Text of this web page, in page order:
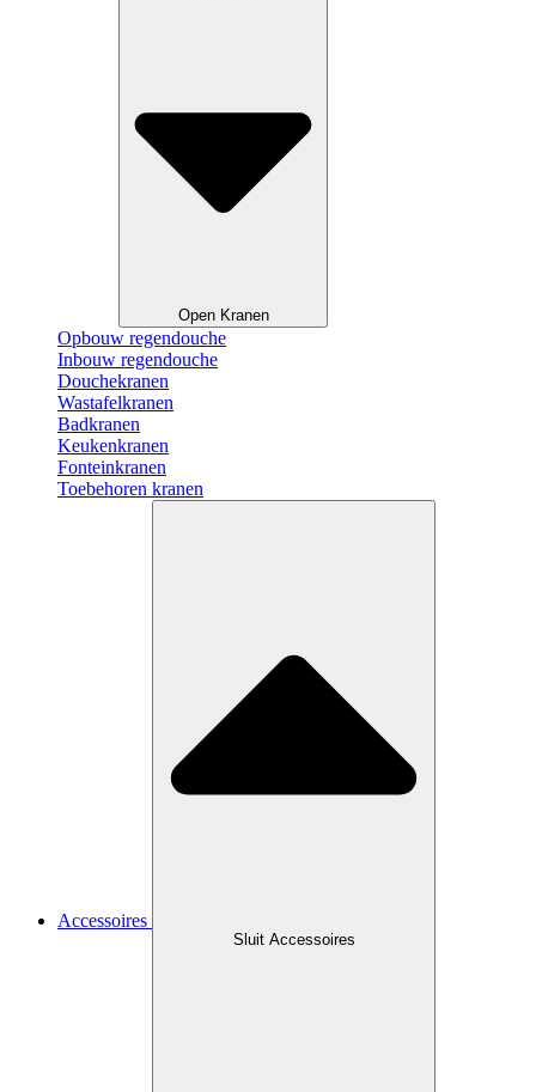
Open Kranen
Opbouw regendouche
Inbouw regendouche
Douchekranen
Wastafelkranen
Badkranen
Keukenkranen
Fonteinkranen
Toebehoren kranen
Accessoires
Sluit Accessoires